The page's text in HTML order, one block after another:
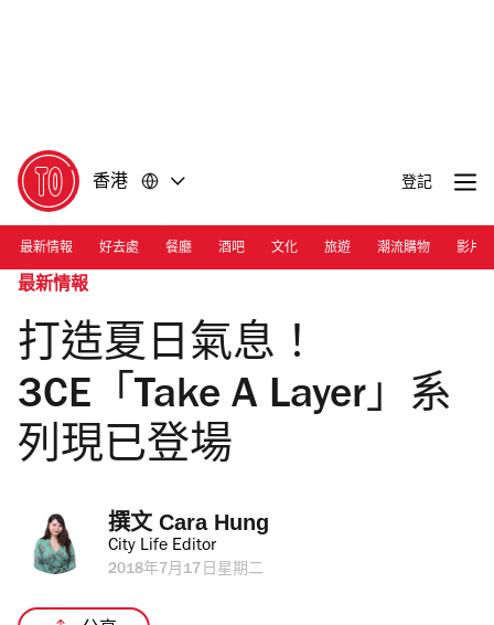
香港 登記
最新情報 好去處 餐廳 酒吧 文化 旅遊 潮流購物 影片
最新情報
打造夏日氣息！
3CE「Take A Layer」系
列現已登場
撰文 Cara Hung
City Life Editor
2018年7月17日星期二